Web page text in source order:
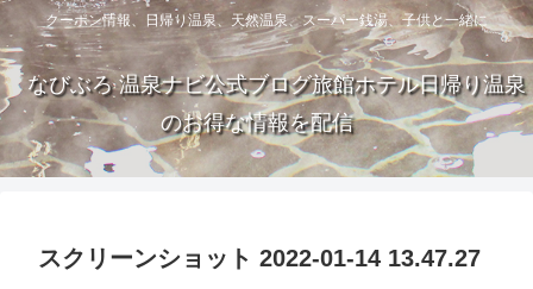
クーポン情報、日帰り温泉、天然温泉、スーパー銭湯、子供と一緒に
なびぶろ 温泉ナビ公式ブログ旅館ホテル日帰り温泉
のお得な情報を配信
スクリーンショット 2022-01-14 13.47.27